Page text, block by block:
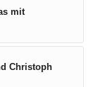
mit
Christoph